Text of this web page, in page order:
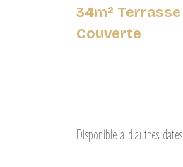
34m² Terrasse
Couverte
Disponible à d’autres dates